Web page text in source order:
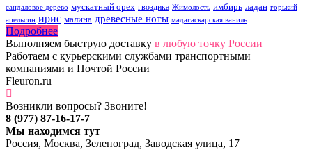
сандаловое дерево мускатный орех гвоздика Жимолость имбирь ладан горький
апельсин ирис малина древесные ноты мадагаскарская ваниль
Подробнее
Выполняем быструю доставку в любую точку России
Работаем с курьерскими службами транспортными
компаниями и Почтой России
Fleuron.ru
Возникли вопросы? Звоните!
8 (977) 87-16-17-7
Мы находимся тут
Россия, Москва, Зеленоград, Заводская улица, 17